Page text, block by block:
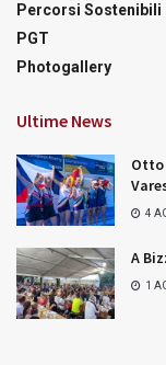
Percorsi Sostenibili
PGT
Photogallery
Ultime News
Otto
4
A
1